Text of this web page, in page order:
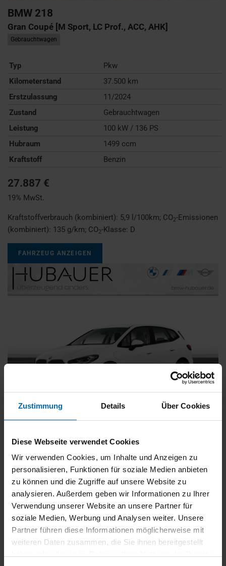
Zustimmung Details Über Cookies
Diese Webseite verwendet Cookies
Wir verwenden Cookies, um Inhalte und Anzeigen zu
personalisieren, Funktionen für soziale Medien anbieten
zu können und die Zugriffe auf unsere Website zu
analysieren. Außerdem geben wir Informationen zu Ihrer
Verwendung unserer Website an unsere Partner für
soziale Medien, Werbung und Analysen weiter. Unsere
Partner führen diese Informationen möglicherweise mit
weiteren Daten zusammen, die Sie ihnen bereitgestellt
BMW 218
Gran Coupé [M Sport, LC Prof., ACC, AHK]
Gebrauchtwagen
Typ
Pkw
Kilometerstand
37.500 km
Erstzulassung
11/2024
Zustand
Gebrauchtwagen
Leistung
100 kW / 136 PS
Hubraum
1499 ccm
Kraftstoff
Benzin
27.887 €
19% MwSt.
Kraftstoffverbrauch (kombiniert): 5,9 l/100km; CO2-Emissionen
(kombiniert): 135 g/km; CO2-Klasse: D
FAHRZEUG ANZEIGEN
BMW 225
Gebrauchtwagen
Typ
Pkw
Kilometerstand
54.750 km
Erstzulassung
05/2023
Zustand
Gebrauchtwagen
Leistung
180 kW / 245 PS